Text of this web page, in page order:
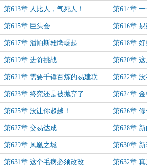
第613章 人比人，气死人！ 第614章
第615章 巨头会 第616章
第617章 潘帕斯雄鹰崛起 第618章
第619章 进阶挑战 第620章
第621章 需要千锤百炼的易建联 第622章
第623章 终究还是被抛弃了 第624章
第625章 没让你超越！ 第626章
第627章 交易达成 第628章
第629章 凤凰之城 第630章
第631章 这个毛病必须改改 第632章